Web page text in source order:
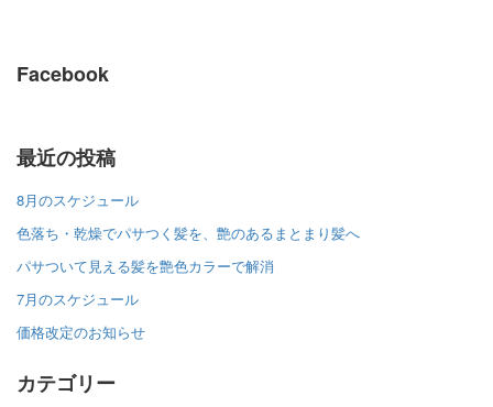
Facebook
最近の投稿
8月のスケジュール
色落ち・乾燥でパサつく髪を、艶のあるまとまり髪へ
パサついて見える髪を艶色カラーで解消
7月のスケジュール
価格改定のお知らせ
カテゴリー